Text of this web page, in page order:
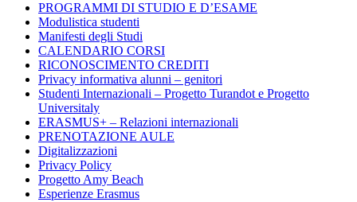
PROGRAMMI DI STUDIO E D’ESAME
Modulistica studenti
Manifesti degli Studi
CALENDARIO CORSI
RICONOSCIMENTO CREDITI
Privacy informativa alunni – genitori
Studenti Internazionali – Progetto Turandot e Progetto
Universitaly
ERASMUS+ – Relazioni internazionali
PRENOTAZIONE AULE
Digitalizzazioni
Privacy Policy
Progetto Amy Beach
Esperienze Erasmus